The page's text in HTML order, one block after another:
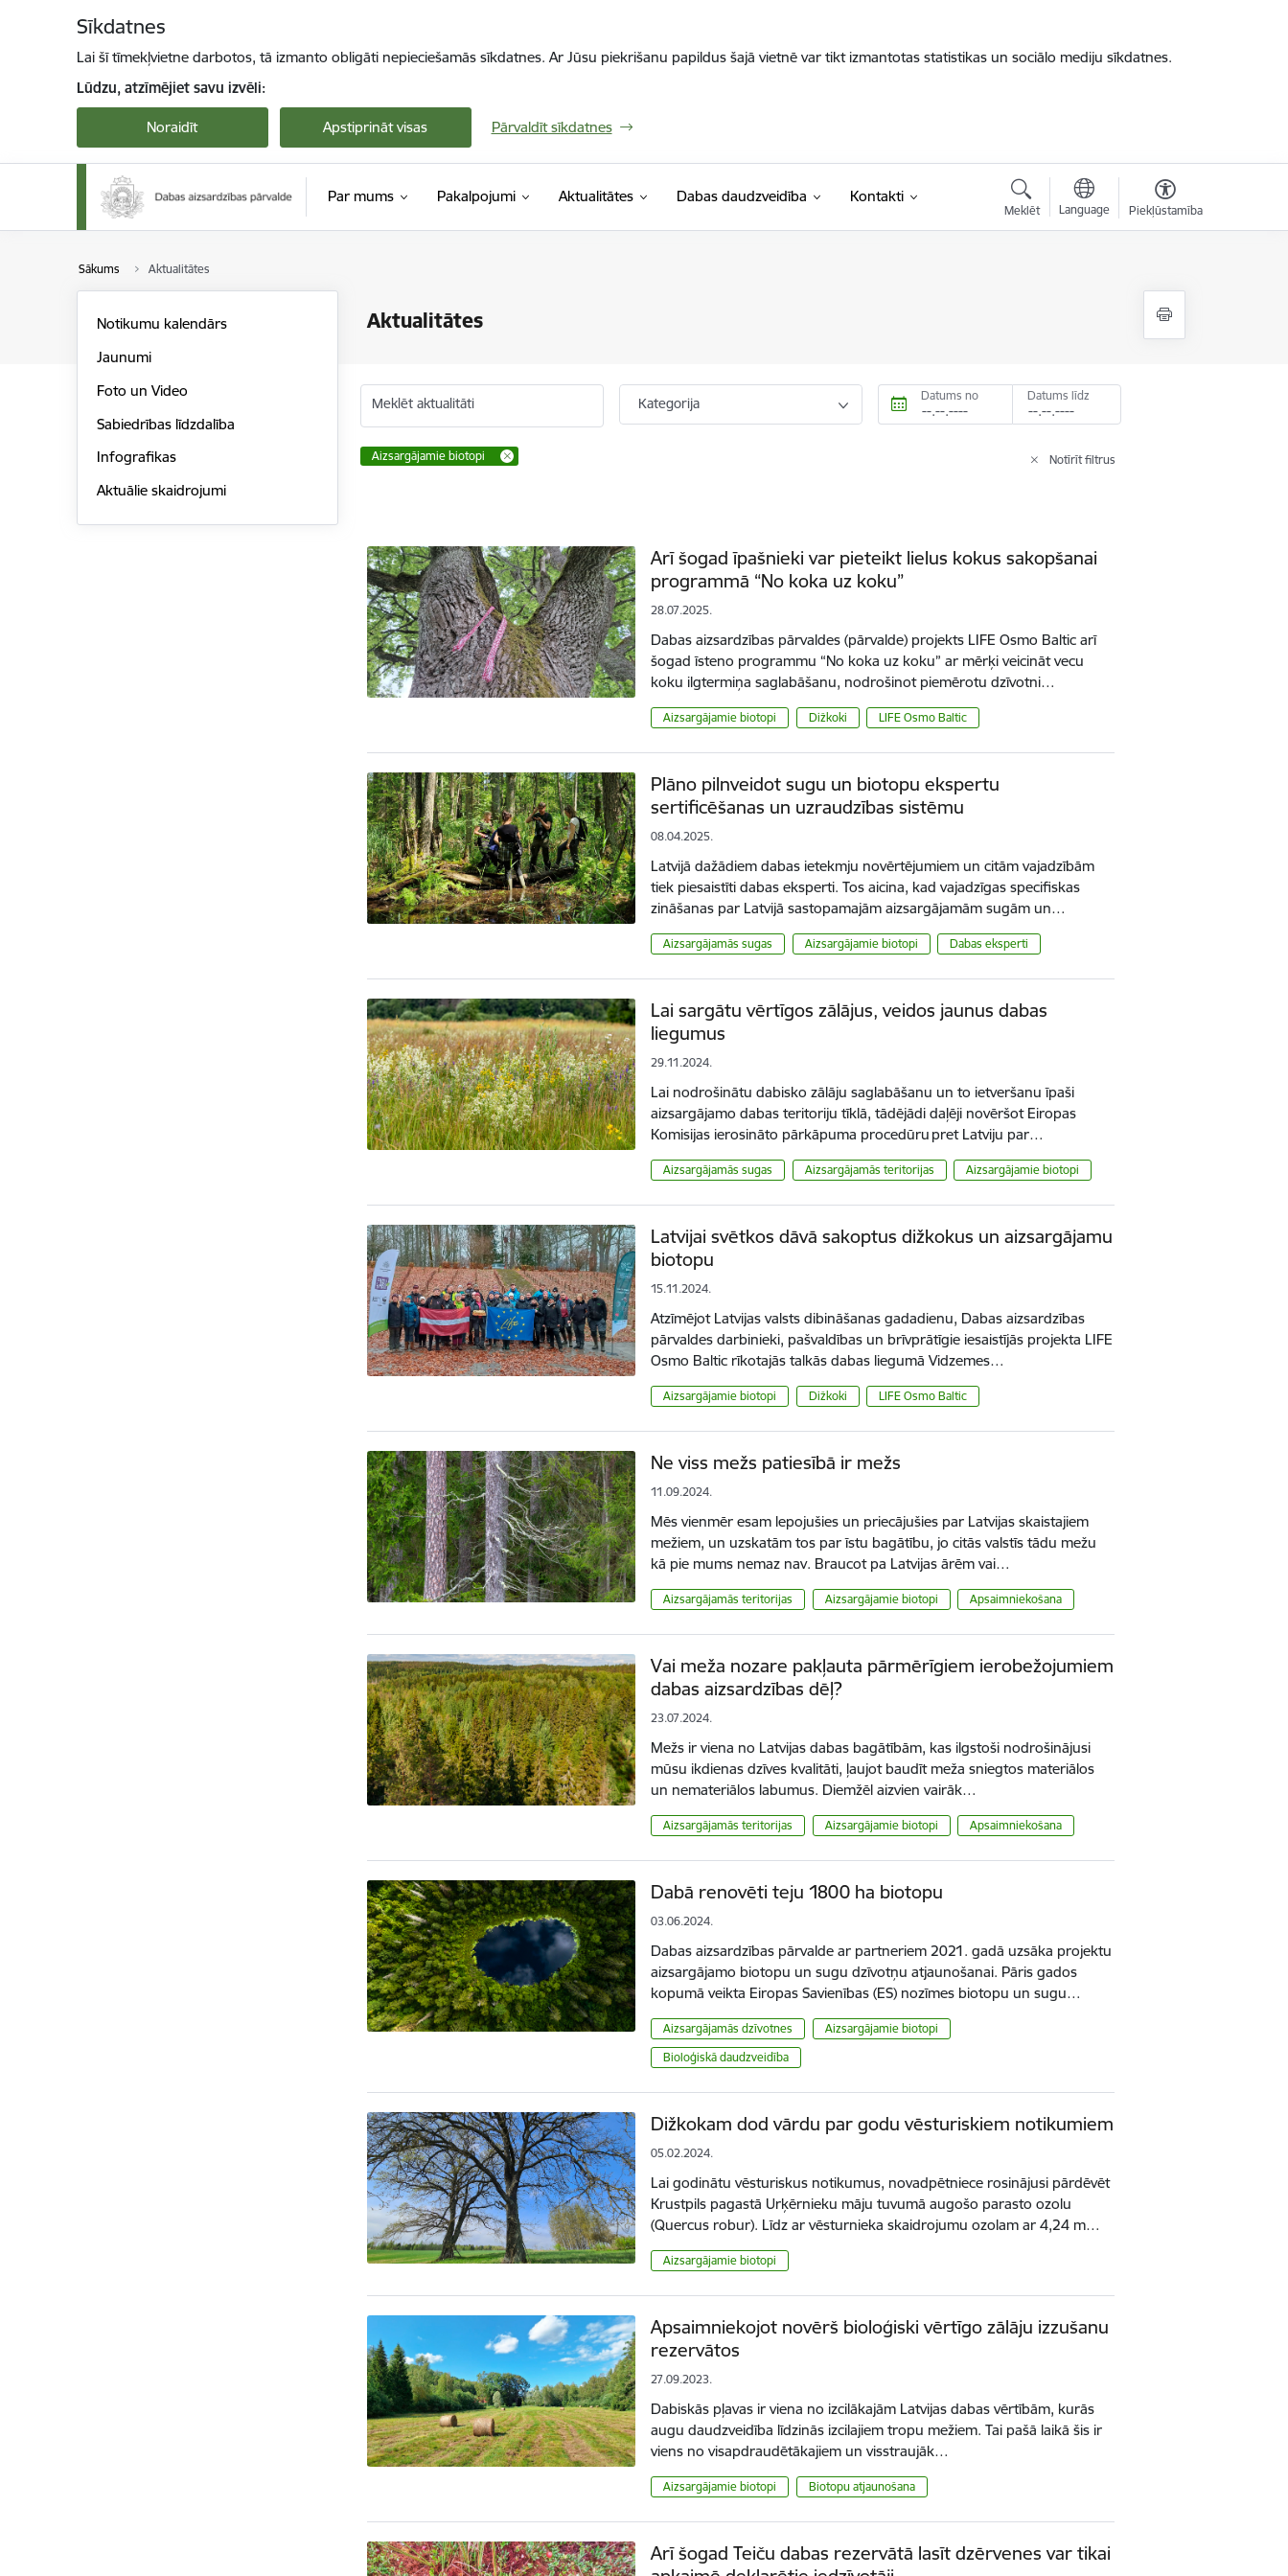
Sīkdatnes
Lai šī tīmekļvietne darbotos, tā izmanto obligāti nepieciešamās sīkdatnes. Ar Jūsu piekrišanu papildus šajā vietnē var tikt izmantotas statistikas un sociālo mediju sīkdatnes.
Lūdzu, atzīmējiet savu izvēli:
Noraidīt Apstiprināt visas Pārvaldīt sīkdatnes
Par mums Pakalpojumi Aktualitātes Dabas daudzveidība Kontakti
Meklēt Language Piekļūstamība
Sākums Aktualitātes
Aktualitātes
Notikumu kalendārs
Jaunumi
Foto un Video
Sabiedrības līdzdalība
Infografikas
Aktuālie skaidrojumi
Meklēt aktualitāti Kategorija Datums no Datums līdz
Aizsargājamie biotopi Notīrīt filtrus
Arī šogad īpašnieki var pieteikt lielus kokus sakopšanai
programmā “No koka uz koku”
28.07.2025.
Dabas aizsardzības pārvaldes (pārvalde) projekts LIFE Osmo Baltic arī
šogad īsteno programmu “No koka uz koku” ar mērķi veicināt vecu
koku ilgtermiņa saglabāšanu, nodrošinot piemērotu dzīvotni…
Aizsargājamie biotopi Dižkoki LIFE Osmo Baltic
Plāno pilnveidot sugu un biotopu ekspertu
sertificēšanas un uzraudzības sistēmu
08.04.2025.
Latvijā dažādiem dabas ietekmju novērtējumiem un citām vajadzībām
tiek piesaistīti dabas eksperti. Tos aicina, kad vajadzīgas specifiskas
zināšanas par Latvijā sastopamajām aizsargājamām sugām un…
Aizsargājamās sugas Aizsargājamie biotopi Dabas eksperti
Lai sargātu vērtīgos zālājus, veidos jaunus dabas
liegumus
29.11.2024.
Lai nodrošinātu dabisko zālāju saglabāšanu un to ietveršanu īpaši
aizsargājamo dabas teritoriju tīklā, tādējādi daļēji novēršot Eiropas
Komisijas ierosināto pārkāpuma procedūru pret Latviju par…
Aizsargājamās sugas Aizsargājamās teritorijas Aizsargājamie biotopi
Latvijai svētkos dāvā sakoptus dižkokus un aizsargājamu
biotopu
15.11.2024.
Atzīmējot Latvijas valsts dibināšanas gadadienu, Dabas aizsardzības
pārvaldes darbinieki, pašvaldības un brīvprātīgie iesaistījās projekta LIFE
Osmo Baltic rīkotajās talkās dabas liegumā Vidzemes…
Aizsargājamie biotopi Dižkoki LIFE Osmo Baltic
Ne viss mežs patiesībā ir mežs
11.09.2024.
Mēs vienmēr esam lepojušies un priecājušies par Latvijas skaistajiem
mežiem, un uzskatām tos par īstu bagātību, jo citās valstīs tādu mežu
kā pie mums nemaz nav. Braucot pa Latvijas ārēm vai…
Aizsargājamās teritorijas Aizsargājamie biotopi Apsaimniekošana
Vai meža nozare pakļauta pārmērīgiem ierobežojumiem
dabas aizsardzības dēļ?
23.07.2024.
Mežs ir viena no Latvijas dabas bagātībām, kas ilgstoši nodrošinājusi
mūsu ikdienas dzīves kvalitāti, ļaujot baudīt meža sniegtos materiālos
un nemateriālos labumus. Diemžēl aizvien vairāk…
Aizsargājamās teritorijas Aizsargājamie biotopi Apsaimniekošana
Dabā renovēti teju 1800 ha biotopu
03.06.2024.
Dabas aizsardzības pārvalde ar partneriem 2021. gadā uzsāka projektu
aizsargājamo biotopu un sugu dzīvotņu atjaunošanai. Pāris gados
kopumā veikta Eiropas Savienības (ES) nozīmes biotopu un sugu…
Aizsargājamās dzīvotnes
Aizsargājamie biotopi
Bioloģiskā daudzveidība
Dižkokam dod vārdu par godu vēsturiskiem notikumiem
05.02.2024.
Lai godinātu vēsturiskus notikumus, novadpētniece rosinājusi pārdēvēt
Krustpils pagastā Urķērnieku māju tuvumā augošo parasto ozolu
(Quercus robur). Līdz ar vēsturnieka skaidrojumu ozolam ar 4,24 m…
Aizsargājamie biotopi
Apsaimniekojot novērš bioloģiski vērtīgo zālāju izzušanu
rezervātos
27.09.2023.
Dabiskās pļavas ir viena no izcilākajām Latvijas dabas vērtībām, kurās
augu daudzveidība līdzinās izcilajiem tropu mežiem. Tai pašā laikā šis ir
viens no visapdraudētākajiem un visstraujāk…
Aizsargājamie biotopi Biotopu atjaunošana
Arī šogad Teiču dabas rezervātā lasīt dzērvenes var tikai